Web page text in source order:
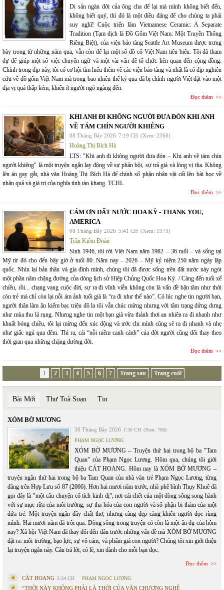
Di sản ngàn đời của ông cha để lại mà mình không biết đến,
không biết quý, thì đó là một điều đáng để cho chúng ta phải
suy nghĩ! Cuộc triển lãm Vietnamese Ceramic: A Separate
Tradition (Tạm dịch là Đồ Gốm Việt Nam: Một Truyền Thống
Riêng Biệt), của viện bảo tàng Seattle Art Museum được trưng
bày trong từ những năm qua, vẫn còn để lại một số đồ cổ Việt Nam tiêu biểu. Tôi đã tham
dự để giúp một số việc chuyển ngữ và một vài vấn đề tổ chức liên quan đến cộng đồng.
Chính trong dịp này, tôi có cơ hội tìm hiểu thêm về các viện bảo tàng và nhất là có dịp nghiên
cứu về đồ gốm Việt Nam mà trong bao nhiêu thế kỷ qua đã bị chính người Việt đặt vào một
địa vị quá thấp kém, khiến ít người ngó ngàng đến.
Đọc thêm
KHI ANH ĐI KHÔNG NGƯỜI ĐƯA ĐÓN KHI ANH
VỀ TÁM CHÍN NGƯỜI KHIÊNG
08 Tháng Bảy 2026 7:19 CH (Xem: 2360)
Hoàng Thị Bích Hà
LTS: "Khi anh đi không người đưa đón – Khi anh về tám chín
người khiêng" là một truyện ngắn lay động về sự phản bội, sự trả giá và lòng vị tha. Không
lên án gay gắt, nhà văn Hoàng Thị Bích Hà để chính số phận nhân vật cất lên bài học về
nhân quả và giá trị của nghĩa tình tào khang. TCHL
Đọc thêm
CÁM ƠN ĐẤT NƯỚC HOA KỲ - THANK YOU,
AMERICA
08 Tháng Bảy 2026 5:41 CH (Xem: 1979)
Trần Kiêm Đoàn
Sinh 1946, tôi rời Việt Nam năm 1982 – 36 tuổi – và sống tại
Mỹ từ đó cho đến bây giờ ở tuổi 80. Năm nay – 2026 – Mỹ kỷ niệm 250 năm ngày lập
quốc. Nhìn lại bản thân và gia đình mình, chúng tôi đã được sống trên đất nước này ngót
một phần năm chặng đường của dòng lịch sử Hiệp Chủng Quốc Hoa Kỳ. / Càng đến tuổi xế
chiều, rồi... chạng vạng cuộc đời, sự ra đi vĩnh viễn không còn là vấn đề bận tâm như thời
còn trẻ mà chỉ còn lại nỗi ám ảnh tuổi già là “ra đi như thế nào”. Có lúc nghe tin người bạn,
người thân làm ăn kiếm bạc triệu đô la tôi vẫn chúc mừng nhưng với tâm trạng dửng dưng
như mùa thu lá rụng. Nhưng nghe tin một bạn già vừa thảnh thơi an nhiên ra đi nhanh như
khuất bóng chiều, tôi lại mừng đến xúc động và ước chi mình cũng sẽ ra đi nhanh và nhẹ
như giấc ngủ qua đêm. Thì ra, cái “nỗi niềm canh cánh” của đời người cũng đổi thay theo
thời gian qua những chặng đường đời.
Đọc thêm
1 2 3 4 5 6 7 Trang sau Trang cuối
Bài Mới Thư Toà Soạn Tin
XÓM BỜ MƯƠNG
30 Tháng Bảy 2026 1:56 CH (Xem: 768)
PHẠM NGỌC LƯƠNG
XÓM BỜ MƯƠNG – Truyện thứ hai trong bộ ba "Tam
Quan" của Phạm Ngọc Lương. Hôm qua, chúng tôi giới
thiệu CÁT HOANG. Hôm nay là XÓM BỜ MƯƠNG –
truyện ngắn thứ hai trong bộ ba Tam Quan của nhà văn trẻ Phạm Ngọc Lương, từng
đăng trên Hợp Lưu số 87 (2006). Hơn hai mươi năm trước, nhà phê bình Thụy Khuê đã
gọi đây là "một câu chuyện cổ tích kinh dị", nơi cái chết của một dòng sông song hành
với sự mục rữa của môi trường, sự tha hóa của con người và số phận bi thảm của một
đứa trẻ. Một truyện ngắn đầy chất thơ, nhưng càng đẹp càng khiến người đọc rùng
mình. Hai mươi năm đã trôi qua. Dòng sông trong truyện có còn là một ẩn dụ của hôm
nay? Xã hội Việt Nam đã thay đổi đến đâu trước những vấn đề mà XÓM BỜ MƯƠNG
đặt ra: môi trường, bạo lực, sự vô cảm, và phẩm giá con người? Chúng tôi xin giới thiệu
lại truyện ngắn này. Câu trả lời, có lẽ, xin dành cho mỗi bạn đọc.
Đọc thêm
CÁT HOANG 3:34 CH PHẠM NGỌC LƯƠNG
“THỜI NÀY KHÔNG PHẢI LÀ THỜI CỦA VĂN CHƯƠNG NGHỆ